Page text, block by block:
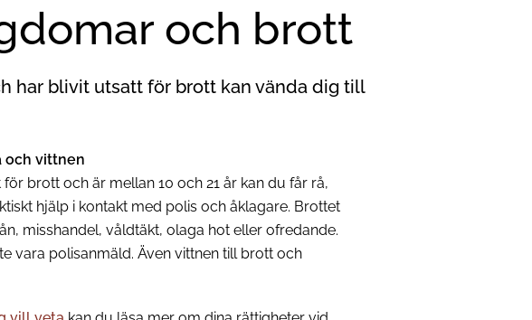
och brott
har blivit utsatt för brott kan vända dig till
och vittnen
brott och är mellan 10 och 21 år kan du får rå,
hjälp i kontakt med polis och åklagare. Brottet
misshandel, våldtäkt, olaga hot eller ofredande.
vara polisanmäld. Även vittnen till brott och